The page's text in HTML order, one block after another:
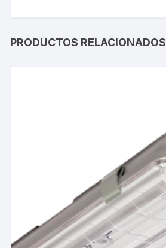
PRODUCTOS RELACIONADOS